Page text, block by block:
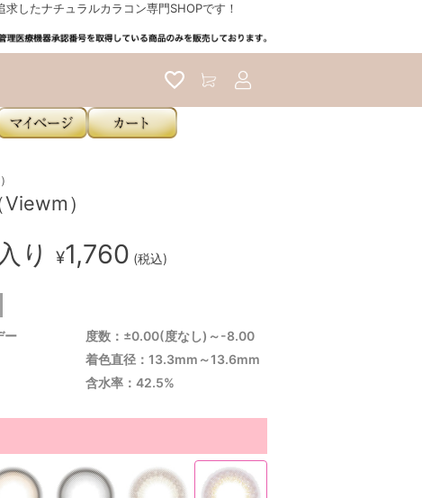
したナチュラルカラコン専門SHOPです！
）
り ¥1,760 (税込)
ー
度数：±0.00(度なし)～-8.00
着色直径：13.3mm～13.6mm
含水率：42.5%